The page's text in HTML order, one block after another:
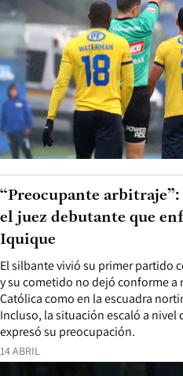
14 ABRIL
El silbante vivió su primer partido
y su cometido no dejó conforme a
Católica como en la escuadra
Incluso, la situación escaló a nivel
expresó su preocupación.
“Preocupante
el juez debutante que
Iquique